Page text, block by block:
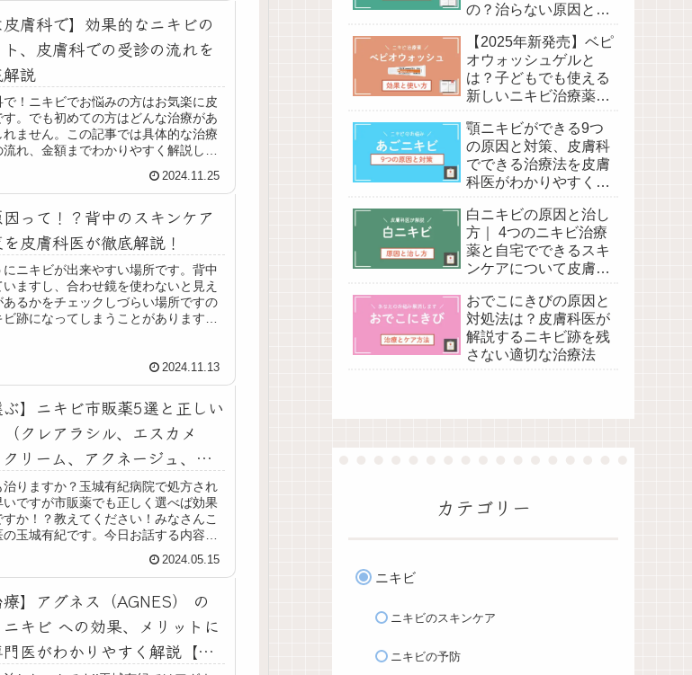
皮膚科で】効果的なニキビの
、皮膚科での受診の流れを
説
！ニキビでお悩みの方はお気楽に皮
。でも初めての方はどんな治療があ
ません。この記事では具体的な治療
れ、金額までわかりやすく解説しま
2024.11.25
って！？背中のスキンケア
皮膚科医が徹底解説！
ニキビが出来やすい場所です。背中
ますし、合わせ鏡を使わないと見え
るかをチェックしづらい場所ですの
跡になってしまうことがあります。
2024.11.13
ぶ】ニキビ市販薬5選と正しい
クレアラシル、エスカメ
リーム、アクネージュ、メ
ネス）
りますか？玉城有紀病院で処方され
ですが市販薬でも正しく選べば効果
か！？教えてください！みなさんこ
玉城有紀です。今日お話する内容は
2024.05.15
療】アグネス（AGNES） の
キビ への効果、メリットに
医がわかりやすく解説【尋
の？治らない原因と間
は？
【2025年新発売】ベピ
オウォッシュゲルと
は？子どもでも使える
新しいニキビ治療薬の
べピオゲルとの違い、
副作用について皮膚科
医が解説！
顎ニキビができる9つ
の原因と対策、皮膚科
でできる治療法を皮膚
科医がわかりやすく解
白ニキビの原因と治し
方｜ 4つのニキビ治療
薬と自宅でできるスキ
ンケアについて皮膚科
おでこにきびの原因と
対処法は？皮膚科医が
解説するニキビ跡を残
さない適切な治療法
カテゴリー
ニキビ
ニキビのスキンケア
ニキビの予防